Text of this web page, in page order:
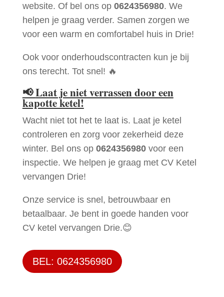
website. Of bel ons op 0624356980. We
helpen je graag verder. Samen zorgen we
voor een warm en comfortabel huis in Drie!
Ook voor onderhoudscontracten kun je bij
ons terecht. Tot snel! 🔥
📢Laat je niet verrassen door een
kapotte ketel!
Wacht niet tot het te laat is. Laat je ketel
controleren en zorg voor zekerheid deze
winter. Bel ons op 0624356980voor een
inspectie. We helpen je graag met CV Ketel
vervangen Drie!
Onze service is snel, betrouwbaar en
betaalbaar. Je bent in goede handen voor
CV ketel vervangen Drie.😊
BEL: 0624356980